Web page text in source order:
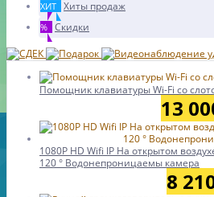
ХИТ Хиты продаж
% Скидки
Помощник клавиатуры Wi-Fi со
13
1080P HD Wifi IP На открытом
120 ° Водонепроницаемы камера
8